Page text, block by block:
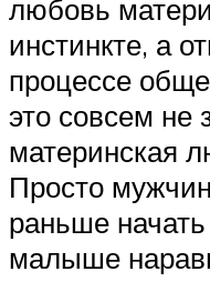
любовь
инстинкте, а
процессе
это совсем не
материнская
Просто
раньше
малыше